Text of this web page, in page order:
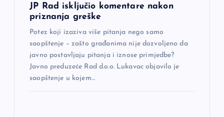
JP Rad isključio komentare nakon
priznanja greške
Potez koji izaziva više pitanja nego samo
saopštenje – zašto građanima nije dozvoljeno da
javno postavljaju pitanja i iznose primjedbe?
Javno preduzeće Rad d.o.o. Lukavac objavilo je
saopštenje u kojem…